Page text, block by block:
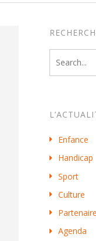
Enfance
Handicap
Sport
Culture
Agenda